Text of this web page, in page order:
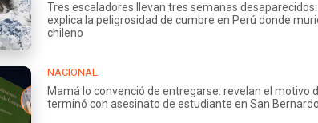
Tres escaladores llevan tres semanas
explica la peligrosidad de cumbre en Perú donde
chileno
NACIONAL
Mamá lo convenció de entregarse: revelan el motivo
terminó con asesinato de estudiante en San Bernardo